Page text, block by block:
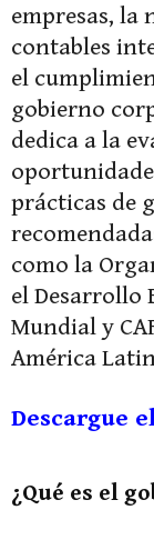
empresas, la
contables
el
gobierno
dedica a la
prácticas de
como la
el Desarrollo
Mundial y
América
Descargue
¿Qué es el